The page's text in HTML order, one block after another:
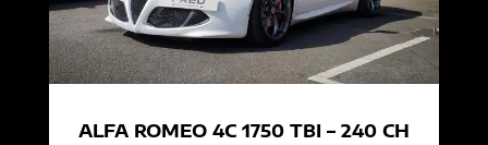
ALFA ROMEO 4C 1750 TBI – 240 CH